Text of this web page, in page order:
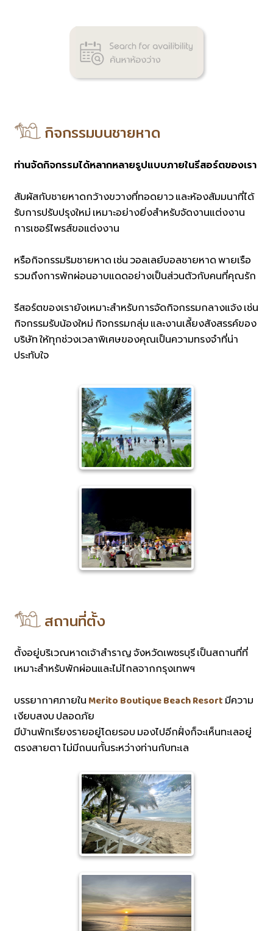
กิจกรรมบนชายหาด
ท่านจัดกิจกรรมได้หลากหลายรูปแบบภายในรีสอร์ตของเรา
สัมผัสกับชายหาดกว้างขวางที่ทอดยาว และห้องสัมมนาที่ได้
รับการปรับปรุงใหม่ เหมาะอย่างยิ่งสำหรับจัดงานแต่งงาน
การเซอร์ไพรส์ขอแต่งงาน
หรือกิจกรรมริมชายหาด เช่น วอลเลย์บอลชายหาด พายเรือ
รวมถึงการพักผ่อนอาบแดดอย่างเป็นส่วนตัวกับคนที่คุณรัก
รีสอร์ตของเรายังเหมาะสำหรับการจัดกิจกรรมกลางแจ้ง เช่น
กิจกรรมรับน้องใหม่ กิจกรรมกลุ่ม และงานเลี้ยงสังสรรค์ของ
บริษัท ให้ทุกช่วงเวลาพิเศษของคุณเป็นความทรงจำที่น่า
ประทับใจ
สถานที่ตั้ง
ตั้งอยู่บริเวณหาดเจ้าสำราญ จังหวัดเพชรบุรี เป็นสถานที่ที่
เหมาะสำหรับพักผ่อนและไม่ไกลจากกรุงเทพฯ
บรรยากาศภายในMerito Boutique Beach Resortมีความ
เงียบสงบ ปลอดภัย
มีบ้านพักเรียงรายอยู่โดยรอบ มองไปอีกฝั่งก็จะเห็นทะเลอยู่
ตรงสายตา ไม่มีถนนกั้นระหว่างท่านกับทะเล